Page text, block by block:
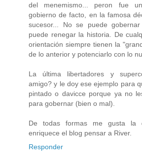
del menemismo... peron fue
gobierno de facto, en la famosa
sucesor... No se puede
puede renegar la historia. De
orientación siempre tienen la
de lo anterior y potenciarlo con lo
La última libertadores y
amigo? y le doy ese ejemplo para
pintado o davicce porque ya no
para gobernar (bien o mal).
De todas formas me gusta la
enriquece el blog pensar a River.
Responder